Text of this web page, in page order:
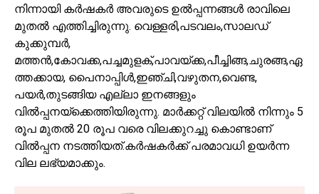
നിന്നായി കർഷകർ അവരുടെ ഉൽപ്പന്നങ്ങൾ രാവിലെ
മുതൽ എത്തിച്ചിരുന്നു. വെള്ളരി,പടവലം,സാലഡ്
കുക്കുമ്പർ,
മത്തൻ,കോവക്ക,പച്ചമുളക്,പാവയ്ക്ക,പീച്ചിങ്ങ,ചുരങ്ങ,ഏ
ത്തക്കായ, പൈനാപ്പിൾ,ഇഞ്ചി,വഴുതന,വെണ്ട,
പയർ,തുടങ്ങിയ എല്ലാ ഇനങ്ങളും
വിൽപ്പനയ്ക്കെത്തിയിരുന്നു. മാർക്കറ്റ് വിലയിൽ നിന്നും 5
രൂപ മുതൽ 20 രൂപ വരെ വിലക്കുറച്ചു കൊണ്ടാണ്
വിൽപ്പന നടത്തിയത്‌.കർഷകർക്ക് പരമാവധി ഉയർന്ന
വില ലഭ്യമാക്കും.